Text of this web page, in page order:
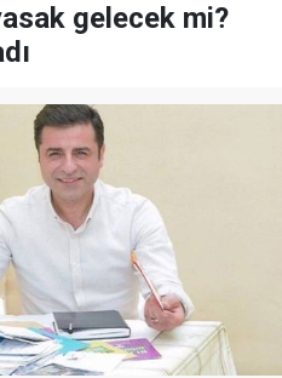
gelecek mi?